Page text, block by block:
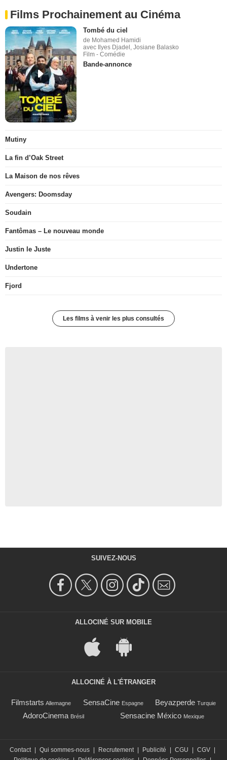
Films Prochainement au Cinéma
Tombé du ciel
de Mohamed Hamidi
avec Ilyes Djadel, Josiane Balasko
Film - Comédie
Bande-annonce
Mutiny
La fin d’Oak Street
La Maison de nos rêves
Avengers: Doomsday
Soudain
Fantômas – Le nouveau monde
Justin le Juste
Undertone
Fjord
Les films à venir les plus consultés
SUIVEZ-NOUS
ALLOCINÉ SUR MOBILE
ALLOCINÉ À L'ÉTRANGER
Filmstarts Allemagne SensaCine Espagne Beyazperde Turquie
AdoroCinema Brésil Sensacine México Mexique
Contact | Qui sommes-nous | Recrutement | Publicité | CGU | CGV |